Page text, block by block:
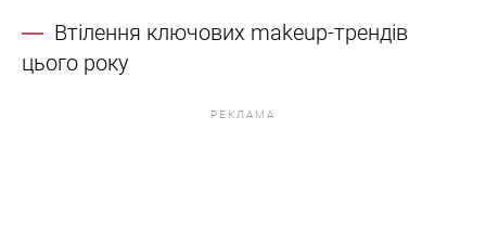
Втілення ключових makeup-трендів
цього року
РЕКЛАМА